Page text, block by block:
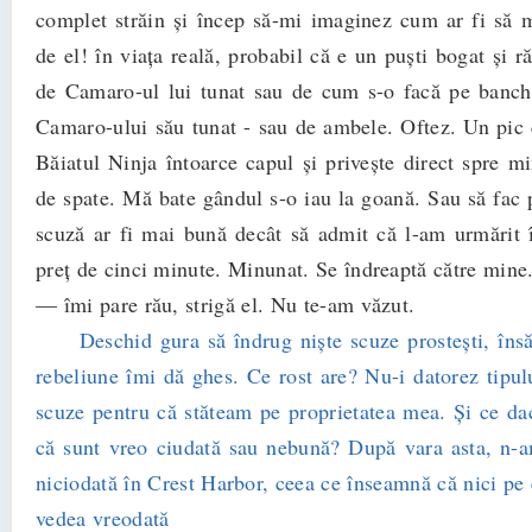
complet străin şi încep să-mi imaginez cum ar fi să
de el! în viaţa reală, probabil că e un puşti bogat şi
de Camaro-ul lui tunat sau de cum s-o facă pe
Camaro-ului său tunat - sau de ambele. Oftez. Un pic
Băiatul Ninja întoarce capul şi priveşte direct spre
de spate. Mă bate gândul s-o iau la goană. Sau să fac
scuză ar fi mai bună decât să admit că l-am
preţ de cinci minute. Minunat. Se îndreaptă către
— îmi pare rău, strigă el. Nu te-am văzut.
Deschid gura să îndrug nişte scuze prosteşti,
rebeliune îmi dă ghes. Ce rost are? Nu-i datorez
scuze pentru că stăteam pe proprietatea mea. Şi ce
că sunt vreo ciudată sau nebună? După vara asta, n-
niciodată în Crest Harbor, ceea ce înseamnă că nici
vedea vreodată